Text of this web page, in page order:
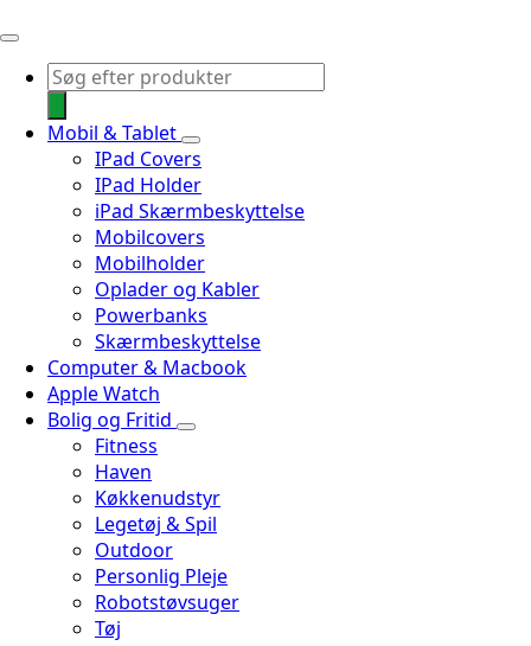
Products
search
Mobil & Tablet
IPad Covers
IPad Holder
iPad Skærmbeskyttelse
Mobilcovers
Mobilholder
Oplader og Kabler
Powerbanks
Skærmbeskyttelse
Computer & Macbook
Apple Watch
Bolig og Fritid
Fitness
Haven
Køkkenudstyr
Legetøj & Spil
Outdoor
Personlig Pleje
Robotstøvsuger
Tøj